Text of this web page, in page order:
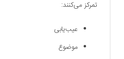
تمرکز می‌کنند:
عیب‌یابی
موضوع